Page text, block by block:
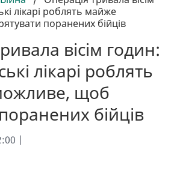
лікарі роблять майже
поранених бійців
вісім годин:
лікарі роблять
щоб
бійців
|